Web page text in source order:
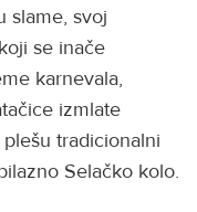
slame, svoj
se inače
karnevala,
izmlate
tradicionalni
Selačko kolo.